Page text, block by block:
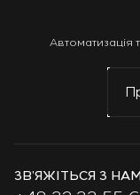
ЗВ’ЯЖІТЬСЯ З